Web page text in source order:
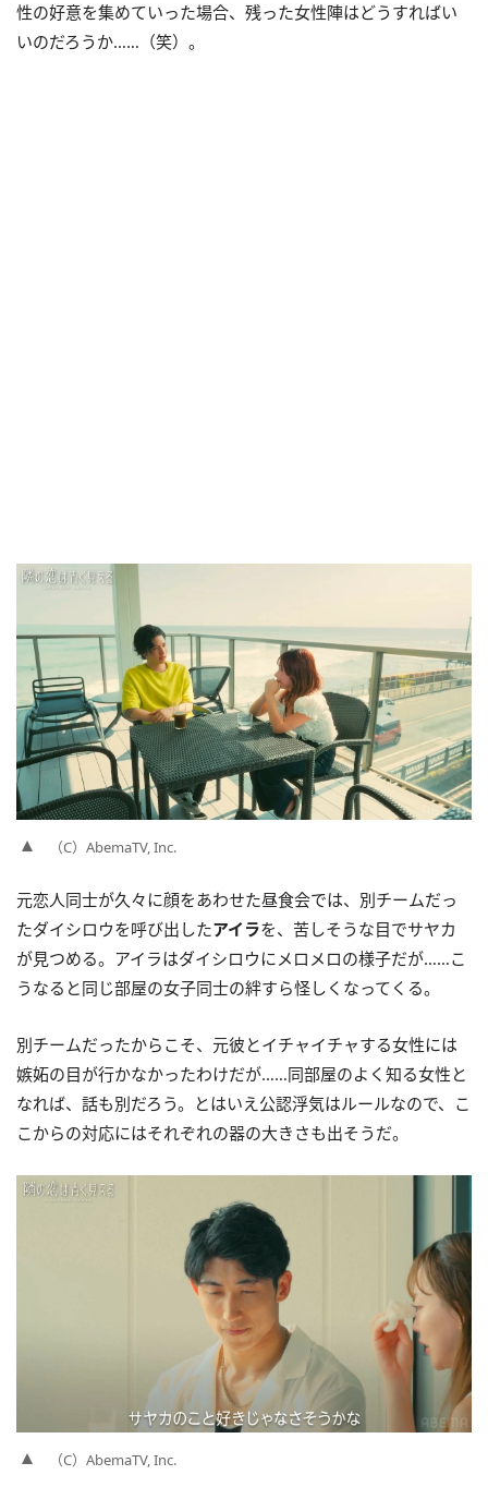
性の好意を集めていった場合、残った女性陣はどうすればい
いのだろうか……（笑）。
（C）AbemaTV, Inc.
元恋人同士が久々に顔をあわせた昼食会では、別チームだっ
たダイシロウを呼び出したアイラを、苦しそうな目でサヤカ
が見つめる。アイラはダイシロウにメロメロの様子だが……こ
うなると同じ部屋の女子同士の絆すら怪しくなってくる。
別チームだったからこそ、元彼とイチャイチャする女性には
嫉妬の目が行かなかったわけだが……同部屋のよく知る女性と
なれば、話も別だろう。とはいえ公認浮気はルールなので、こ
こからの対応にはそれぞれの器の大きさも出そうだ。
（C）AbemaTV, Inc.